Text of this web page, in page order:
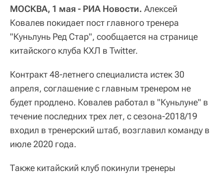
МОСКВА, 1 мая - РИА Новости. Алексей
Ковалев покидает пост главного тренера
"Куньлунь Ред Стар", сообщается на странице
китайского клуба КХЛ в Twitter.
Контракт 48-летнего специалиста истек 30
апреля, соглашение с главным тренером не
будет продлено. Ковалев работал в "Куньлуне" в
течение последних трех лет, с сезона-2018/19
входил в тренерский штаб, возглавил команду в
июле 2020 года.
Также китайский клуб покинули тренеры